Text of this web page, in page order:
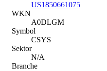
US1850661075
WKN
A0DLGM
Symbol
CSYS
Sektor
N/A
Branche